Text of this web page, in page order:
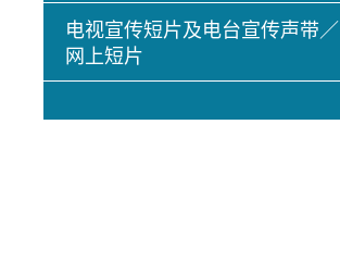
电视宣传短片及电台宣传声带／
网上短片